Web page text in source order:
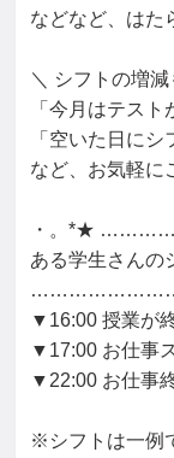
などなど、はた
＼ シフトの増
「今月はテスト
「空いた日にシ
など、お気軽に
・。*★
ある学生さんの
▼16:00 授業が
▼17:00 お仕事
▼22:00 お仕事
※シフトは一例